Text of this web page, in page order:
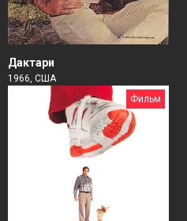
Дактари
1966, США
Фильм